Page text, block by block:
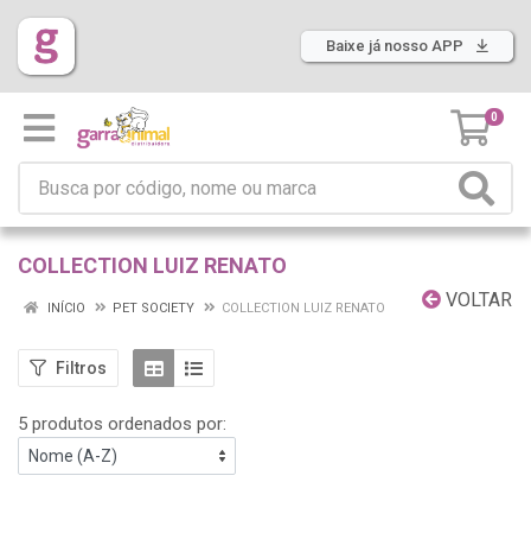
Baixe já nosso APP
0
COLLECTION LUIZ RENATO
VOLTAR
INÍCIO PET SOCIETY COLLECTION LUIZ RENATO
Filtros
5 produtos ordenados por: